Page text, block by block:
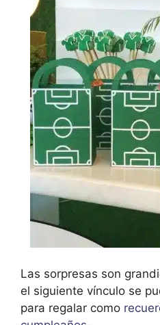
Las sorpresas son
el siguiente vínculo se
para regalar como